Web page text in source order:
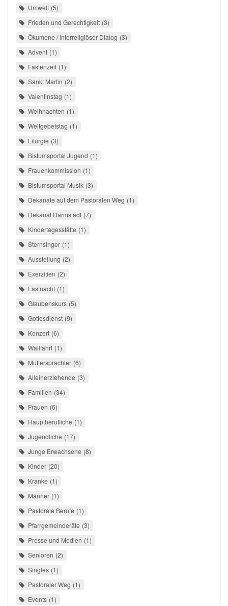
Umwelt 5
Frieden und Gerechtigkeit 3
Ökumene / interreligiöser Dialog 3
Advent 1
Fastenzeit 1
Sankt Martin 2
Valentinstag 1
Weihnachten 1
Weltgebetstag 1
Liturgie 3
Bistumsportal Jugend 1
Frauenkommission 1
Bistumsportal Musik 3
Dekanate auf dem Pastoralen Weg 1
Dekanat Darmstadt 7
Kindertagesstätte 1
Sternsinger 1
Ausstellung 2
Exerzitien 2
Fastnacht 1
Glaubenskurs 5
Gottesdienst 9
Konzert 6
Wallfahrt 1
Muttersprachler 6
Alleinerziehende 3
Familien 34
Frauen 6
Hauptberufliche 1
Jugendliche 17
Junge Erwachsene 8
Kinder 20
Kranke 1
Männer 1
Pastorale Berufe 1
Pfarrgemeinderäte 3
Presse und Medien 1
Senioren 2
Singles 1
Pastoraler Weg 1
Events 1